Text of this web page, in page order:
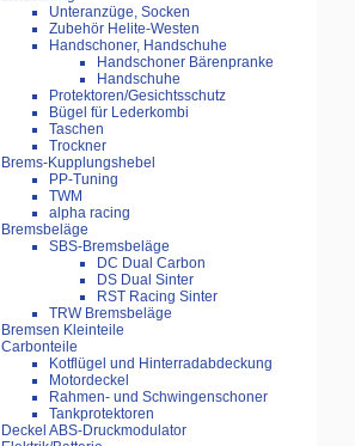
Unteranzüge, Socken
Zubehör Helite-Westen
Handschoner, Handschuhe
Handschoner Bärenpranke
Handschuhe
Protektoren/Gesichtsschutz
Bügel für Lederkombi
Taschen
Trockner
Brems-Kupplungshebel
PP-Tuning
TWM
alpha racing
Bremsbeläge
SBS-Bremsbeläge
DC Dual Carbon
DS Dual Sinter
RST Racing Sinter
TRW Bremsbeläge
Bremsen Kleinteile
Carbonteile
Kotflügel und Hinterradabdeckung
Motordeckel
Rahmen- und Schwingenschoner
Tankprotektoren
Deckel ABS-Druckmodulator